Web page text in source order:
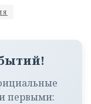
первыми: